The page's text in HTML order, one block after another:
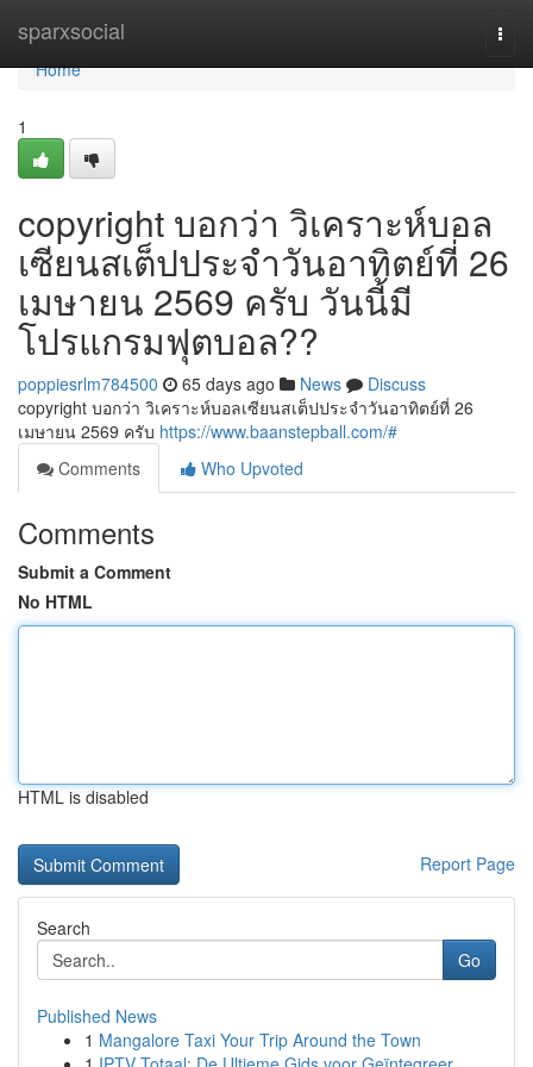
sparxsocial
Home
Home
1
copyright บอกว่า วิเคราะห์บอล
เซียนสเต็ปประจำวันอาทิตย์ที่ 26
เมษายน 2569 ครับ วันนี้มี
โปรแกรมฟุตบอล??
poppiesrlm784500 65 days ago News
Discuss
copyright บอกว่า วิเคราะห์บอลเซียนสเต็ปประจำวันอาทิตย์ที่ 26
เมษายน 2569 ครับ https://www.baanstepball.com/#
Comments
Who Upvoted
Comments
Submit a Comment
No HTML
HTML is disabled
Report Page
Search
Go
Published News
1 Mangalore Taxi Your Trip Around the Town